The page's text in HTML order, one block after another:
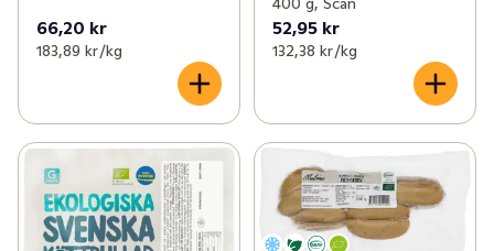
66,20 kr
183,89 kr /kg
52,95 kr
132,38 kr /kg